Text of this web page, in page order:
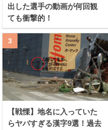
出した選手の動画が何回観
ても衝撃的！
【戦慄】地名に入っていた
らヤバすぎる漢字9選！過去